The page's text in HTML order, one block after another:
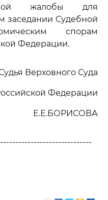
жалобы для
заседании Судебной
спорам
Федерации.
Верховного Суда
Федерации
Е.Е.БОРИСОВА